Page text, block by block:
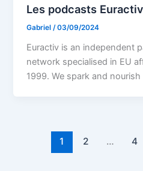
Les podcasts Euractiv
Gabriel/03/09/2024
Euractiv is an independent
network specialised in EU
1999. We spark and
1 2 … 4